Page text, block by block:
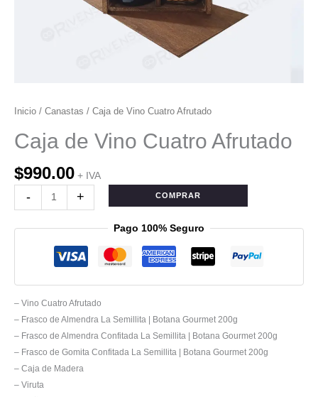
Inicio / Canastas / Caja de Vino Cuatro Afrutado
Caja de Vino Cuatro Afrutado
$990.00 + IVA
- + COMPRAR
Pago 100% Seguro
– Vino Cuatro Afrutado
– Frasco de Almendra La Semillita | Botana Gourmet 200g
– Frasco de Almendra Confitada La Semillita | Botana Gourmet 200g
– Frasco de Gomita Confitada La Semillita | Botana Gourmet 200g
– Caja de Madera
– Viruta